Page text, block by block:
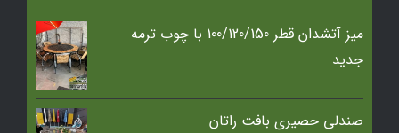
میز آتشدان قطر 100/120/150 با چوب ترمه
جدید
صندلی حصیری بافت راتان